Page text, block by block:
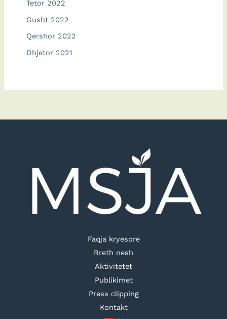
Tetor 2022
Gusht 2022
Qershor 2022
Dhjetor 2021
Faqja kryesore
Rreth nesh
Aktivitetet
Publikimet
Press clipping
Kontakt